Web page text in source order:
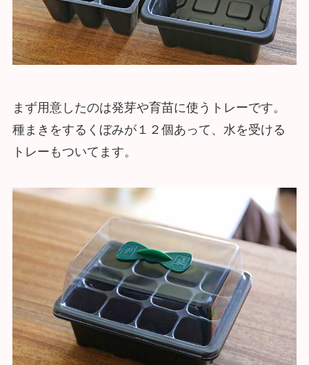
まず用意したのは発芽や育苗に使うトレーです。
種まきをするくぼみが１２個あって、水を受ける
トレーもついてます。